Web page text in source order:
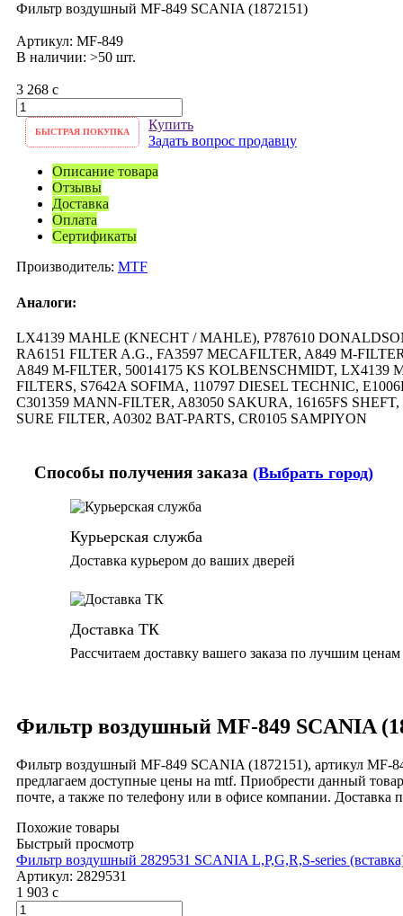
Фильтр воздушный MF-849 SCANIA (1872151)
Артикул: MF-849
В наличии: >50 шт.
3 268 c
Купить
БЫСТРАЯ ПОКУПКА
Задать вопрос продавцу
Описание товара
Отзывы
Доставка
Оплата
Сертификаты
Производитель: MTF
Аналоги:
LX4139 MAHLE (KNECHT / MAHLE), P787610
RA6151 FILTER A.G., FA3597 MECAFILTER, A849 M-
A849 M-FILTER, 50014175 KS KOLBENSCHMIDT, LX4139
FILTERS, S7642A SOFIMA, 110797 DIESEL TECHNIC,
C301359 MANN-FILTER, A83050 SAKURA, 16165FS
SURE FILTER, A0302 BAT-PARTS, CR0105 SAMPIYON
Способы получения заказа (Выбрать город)
Курьерская служба
Доставка курьером до ваших дверей
Доставка ТК
Рассчитаем доставку вашего заказа по лучшим ценам
Фильтр воздушный MF-849 SCANIA
Фильтр воздушный MF-849 SCANIA (1872151), артикул
предлагаем доступные цены на mtf. Приобрести данный
почте, а также по телефону или в офисе компании.
Похожие товары
Быстрый просмотр
Фильтр воздушный 2829531 SCANIA L,P,G,R,S-series
Артикул: 2829531
1 903 c